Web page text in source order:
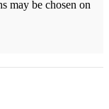
may be chosen on